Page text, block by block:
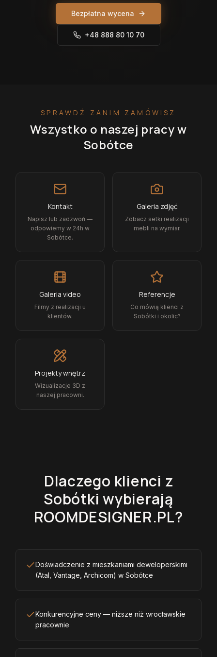
Bezpłatna wycena
+48 888 80 10 70
SPRAWDŹ ZANIM ZAMÓWISZ
Wszystko o naszej pracyw
Sobótce
Kontakt
Napisz lub zadzwoń —
odpowiemy w 24h w
Sobótce.
Galeria zdjęć
Zobacz setki realizacji
mebli na wymiar.
Galeria video
Filmy z realizacji u
klientów.
Referencje
Co mówią klienci z
Sobótki i okolic?
Projekty wnętrz
Wizualizacje 3D z
naszej pracowni.
Dlaczego klienci z
Sobótki wybierają
ROOMDESIGNER.PL?
Doświadczenie z mieszkaniami deweloperskimi
(Atal, Vantage, Archicom) w Sobótce
Konkurencyjne ceny — niższe niż wrocławskie
pracownie